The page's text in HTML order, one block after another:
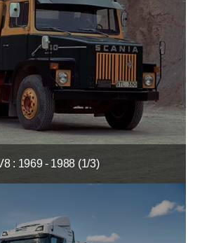
: 1969 - 1988 (1/3)